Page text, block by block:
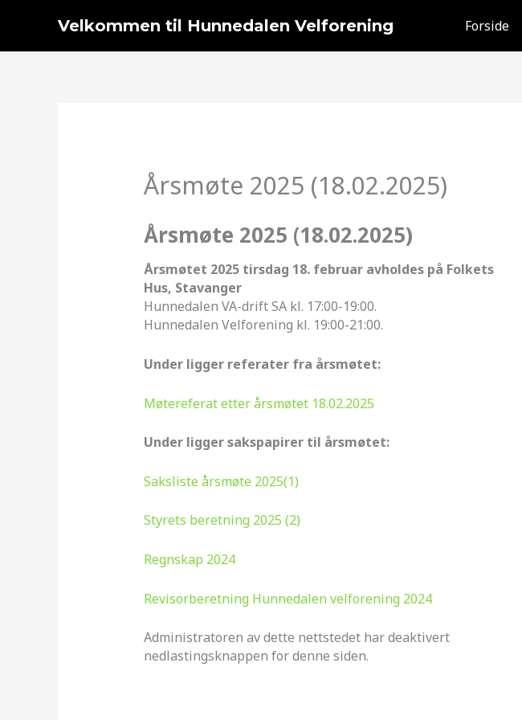
Velkommen til Hunnedalen Velforening Forside
Årsmøte 2025 (18.02.2025)
Årsmøte 2025 (18.02.2025)
Årsmøtet 2025 tirsdag 18. februar avholdes på Folkets
Hus, Stavanger
Hunnedalen VA-drift SA kl. 17:00-19:00.
Hunnedalen Velforening kl. 19:00-21:00.
Under ligger referater fra årsmøtet:
Møtereferat etter årsmøtet 18.02.2025
Under ligger sakspapirer til årsmøtet:
Saksliste årsmøte 2025(1)
Styrets beretning 2025 (2)
Regnskap 2024
Revisorberetning Hunnedalen velforening 2024
Administratoren av dette nettstedet har deaktivert
nedlastingsknappen for denne siden.